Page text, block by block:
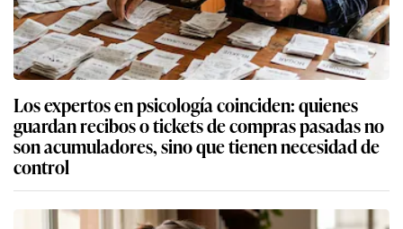
Los expertos en psicología coinciden: quienes
guardan recibos o tickets de compras pasadas no
son acumuladores, sino que tienen necesidad de
control